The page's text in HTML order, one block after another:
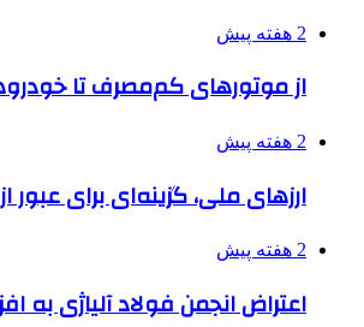
2 هفته پیش
از موتورهای کم‌مصرف تا
2 هفته پیش
ارزهای ملی، گزینه‌ای برای
2 هفته پیش
اعتراض انجمن فولاد آلیاژی